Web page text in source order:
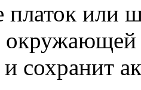
платок или
сохранит